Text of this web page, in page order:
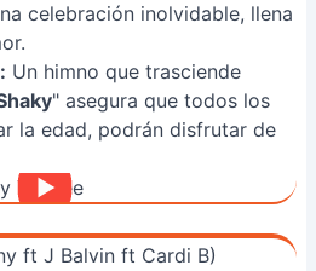
celebración inolvidable, llena
Un himno que trasciende
" asegura que todos los
la edad, podrán disfrutar de
ft J Balvin ft Cardi B)